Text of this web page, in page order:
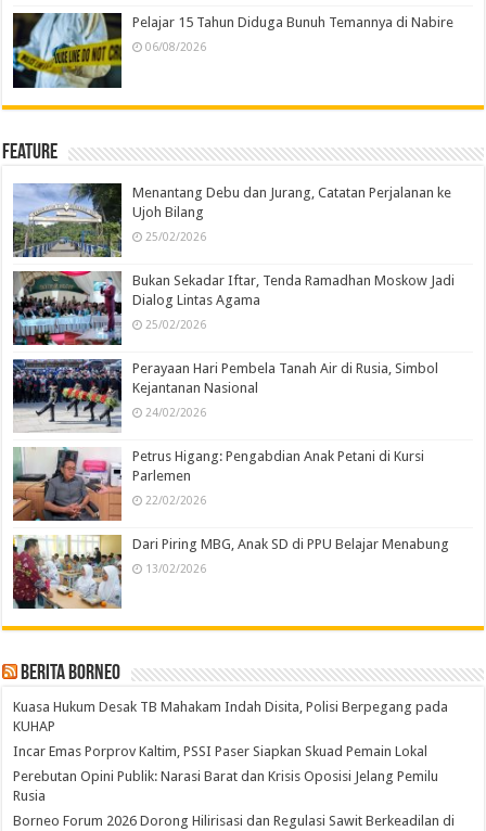
Pelajar 15 Tahun Diduga Bunuh Temannya di Nabire
06/08/2026
Feature
Menantang Debu dan Jurang, Catatan Perjalanan ke
Ujoh Bilang
25/02/2026
Bukan Sekadar Iftar, Tenda Ramadhan Moskow Jadi
Dialog Lintas Agama
25/02/2026
Perayaan Hari Pembela Tanah Air di Rusia, Simbol
Kejantanan Nasional
24/02/2026
Petrus Higang: Pengabdian Anak Petani di Kursi
Parlemen
22/02/2026
Dari Piring MBG, Anak SD di PPU Belajar Menabung
13/02/2026
Berita Borneo
Kuasa Hukum Desak TB Mahakam Indah Disita, Polisi Berpegang pada
KUHAP
Incar Emas Porprov Kaltim, PSSI Paser Siapkan Skuad Pemain Lokal
Perebutan Opini Publik: Narasi Barat dan Krisis Oposisi Jelang Pemilu
Rusia
Borneo Forum 2026 Dorong Hilirisasi dan Regulasi Sawit Berkeadilan di